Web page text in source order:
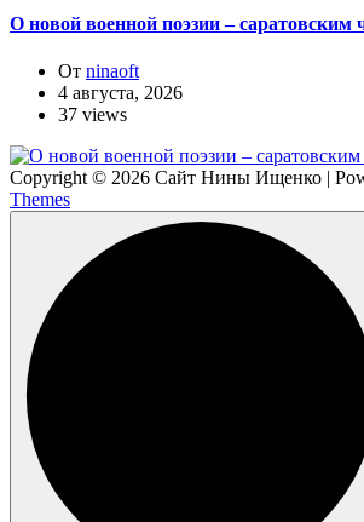
О новой военной поэзии – саратовским
От ninaoft
4 августа, 2026
37 views
Copyright © 2026 Сайт Нины Ищенко |
Themes